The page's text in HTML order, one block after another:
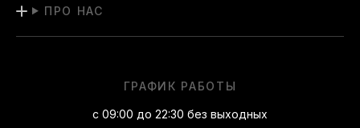
ПРО НАС
ГРАФИК РАБОТЫ
с 09:00 до 22:30 без выходных